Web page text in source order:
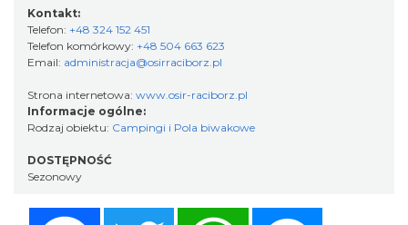
Kontakt:
Telefon: +48 324 152 451
Telefon komórkowy: +48 504 663 623
Email: administracja@osirraciborz.pl
Strona internetowa: www.osir-raciborz.pl
Informacje ogólne:
Rodzaj obiektu: Campingi i Pola biwakowe
DOSTĘPNOŚĆ
Sezonowy
Twitter